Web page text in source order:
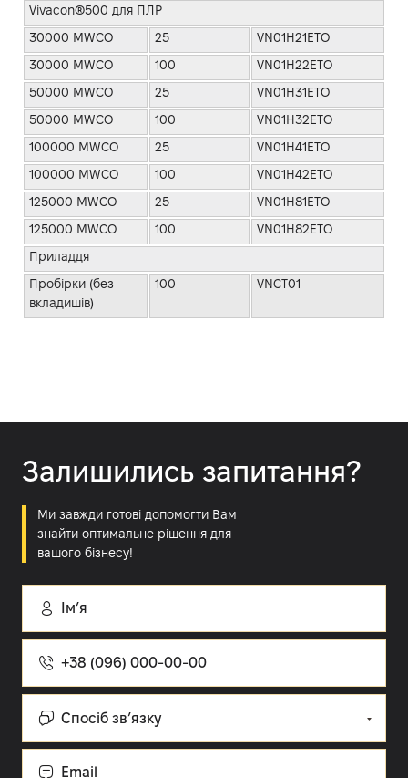
Vivacon®500 для ПЛР
30000 MWCO
25
VN01H21ETO
30000 MWCO
100
VN01H22ETO
50000 MWCO
25
VN01H31ETO
50000 MWCO
100
VN01H32ETO
100000 MWCO
25
VN01H41ETO
100000 MWCO
100
VN01H42ETO
125000 MWCO
25
VN01H81ETO
125000 MWCO
100
VN01H82ETO
Приладдя
Пробірки (без
вкладишів)
100 VNCT01
Залишились запитання?
Ми завжди готові допомогти Вам
знайти оптимальне рішення для
вашого бізнесу!
телефону
зв’язку:Cпосіб зв’язку